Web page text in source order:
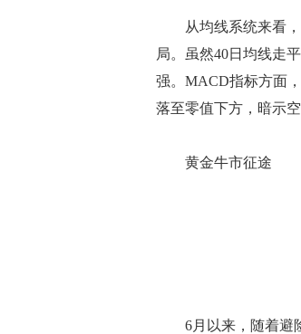
从均线系统来看，5
局。虽然40日均线走
强。MACD指标方面
落至零值下方，暗示
黄金牛市征途
6月以来，随着避险